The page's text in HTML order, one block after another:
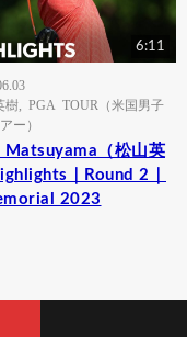
6:11
樹
PGA TOUR（米国男子
ー）
Matsuyama（松山英
｜Round 2｜
2023